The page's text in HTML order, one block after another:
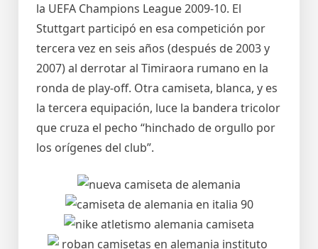
la UEFA Champions League 2009-10. El
Stuttgart participó en esa competición por
tercera vez en seis años (después de 2003 y
2007) al derrotar al Timiraora rumano en la
ronda de play-off. Otra camiseta, blanca, y es
la tercera equipación, luce la bandera tricolor
que cruza el pecho “hinchado de orgullo por
los orígenes del club”.